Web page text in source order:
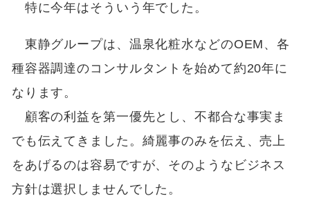
特に今年はそういう年でした。
東静グループは、温泉化粧水などのOEM、各
種容器調達のコンサルタントを始めて約20年に
なります。
顧客の利益を第一優先とし、不都合な事実ま
でも伝えてきました。綺麗事のみを伝え、売上
をあげるのは容易ですが、そのようなビジネス
方針は選択しませんでした。